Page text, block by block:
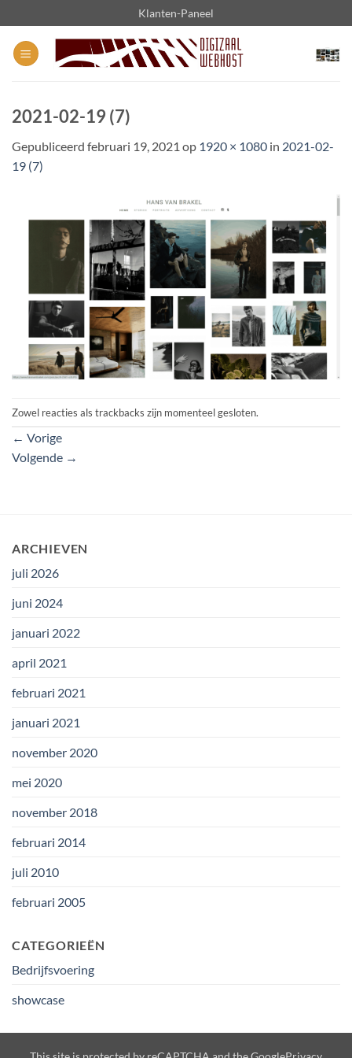
naar
inhoud
Klanten-Paneel
2021-02-19 (7)
Gepubliceerd februari 19, 2021 op 1920 × 1080 in 2021-02-
19 (7)
Zowel reacties als trackbacks zijn momenteel gesloten.
← Vorige
Volgende →
ARCHIEVEN
juli 2026
juni 2024
januari 2022
april 2021
februari 2021
januari 2021
november 2020
mei 2020
november 2018
februari 2014
juli 2010
februari 2005
CATEGORIEËN
Bedrijfsvoering
showcase